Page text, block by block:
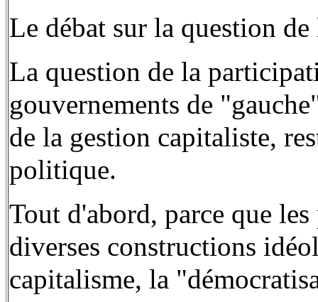
Le débat sur la question
La question de la
gouvernements de
de la gestion capitaliste,
politique.
Tout d'abord, parce que
diverses constructions
capitalisme, la